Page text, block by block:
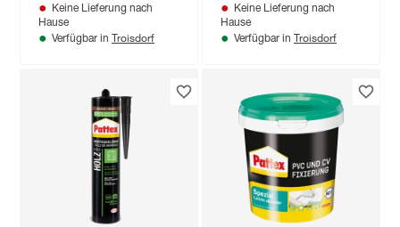
Keine Lieferung nach
Hause
Verfügbar in Troisdorf
Keine Lieferung nach
Hause
Verfügbar in Troisdorf